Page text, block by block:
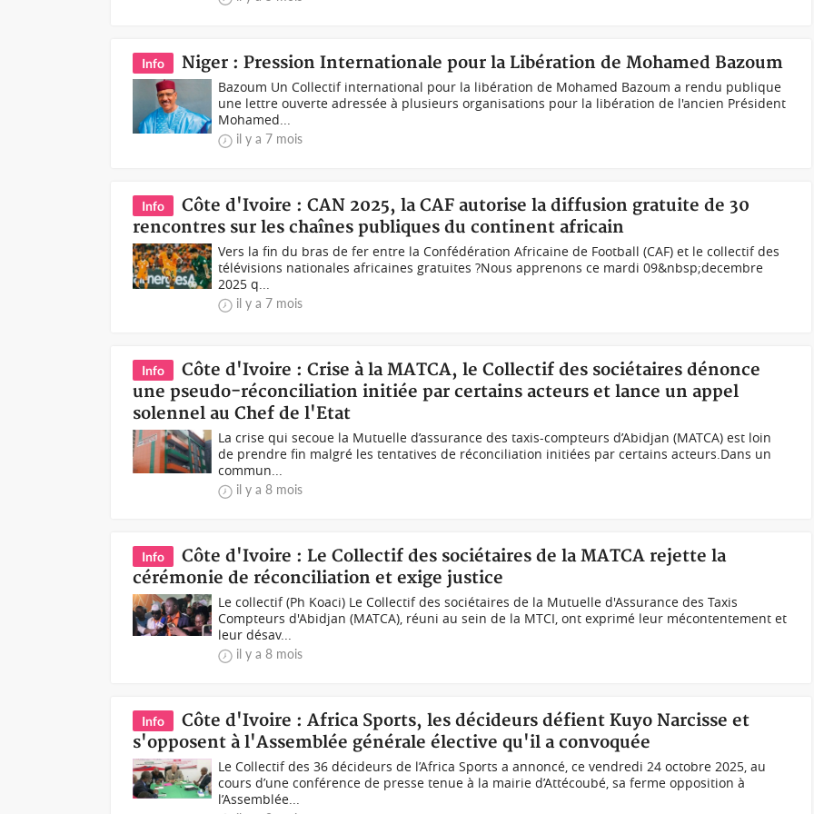
Info Niger : Pression Internationale pour la Libération de Mohamed Bazoum
Bazoum Un Collectif international pour la libération de Mohamed Bazoum a rendu publique
une lettre ouverte adressée à plusieurs organisations pour la libération de l'ancien Président
Mohamed...
il y a 7 mois
Info
Côte d'Ivoire : CAN 2025, la CAF autorise la diffusion gratuite de 30
rencontres sur les chaînes publiques du continent africain
Vers la fin du bras de fer entre la Confédération Africaine de Football (CAF) et le collectif des
télévisions nationales africaines gratuites ?Nous apprenons ce mardi 09&nbsp;decembre
2025 q...
il y a 7 mois
Info
Côte d'Ivoire : Crise à la MATCA, le Collectif des sociétaires dénonce
une pseudo-réconciliation initiée par certains acteurs et lance un appel
solennel au Chef de l'Etat
La crise qui secoue la Mutuelle d’assurance des taxis-compteurs d’Abidjan (MATCA) est loin
de prendre fin malgré les tentatives de réconciliation initiées par certains acteurs.Dans un
commun...
il y a 8 mois
Info
Côte d'Ivoire : Le Collectif des sociétaires de la MATCA rejette la
cérémonie de réconciliation et exige justice
Le collectif (Ph Koaci) Le Collectif des sociétaires de la Mutuelle d'Assurance des Taxis
Compteurs d'Abidjan (MATCA), réuni au sein de la MTCI, ont exprimé leur mécontentement et
leur désav...
il y a 8 mois
Info
Côte d'Ivoire : Africa Sports, les décideurs défient Kuyo Narcisse et
s'opposent à l'Assemblée générale élective qu'il a convoquée
Le Collectif des 36 décideurs de l’Africa Sports a annoncé, ce vendredi 24 octobre 2025, au
cours d’une conférence de presse tenue à la mairie d’Attécoubé, sa ferme opposition à
l’Assemblée...